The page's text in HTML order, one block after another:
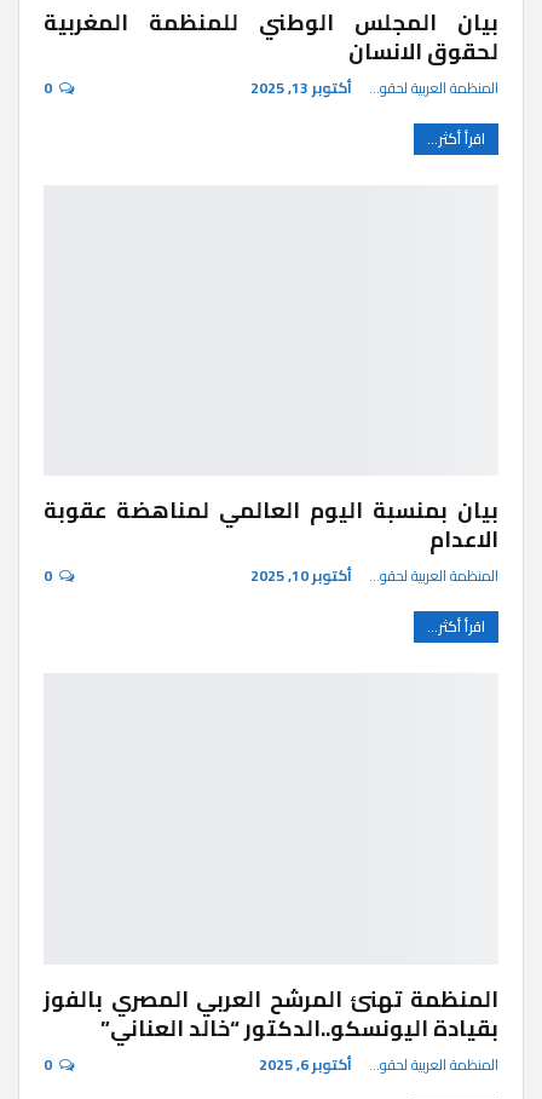
بيان المجلس الوطني للمنظمة المغربية
لحقوق الانسان
المنظمة العربية لحقوق الإنسان أكتوبر 13, 2025
اقرأ أكثر...
بيان بمنسبة اليوم العالمي لمناهضة عقوبة
الاعدام
المنظمة العربية لحقوق الإنسان أكتوبر 10, 2025
اقرأ أكثر...
المنظمة تهنئ المرشح العربي المصري بالفوز
بقيادة اليونسكو..الدكتور “خالد العناني”
المنظمة العربية لحقوق الإنسان أكتوبر 6, 2025